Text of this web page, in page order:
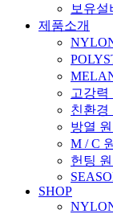
보유설
제품소개
고강력
친환경
방열
M / C
헌팅
SHOP